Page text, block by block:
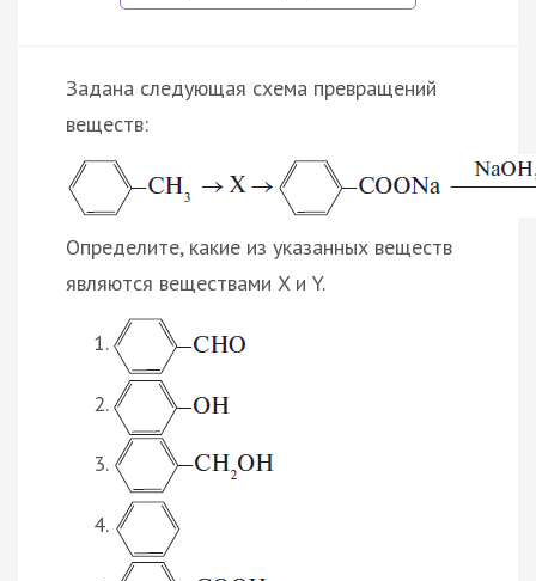
Задана следующая схема превращений
веществ:
Определите, какие из указанных веществ
являются веществами X и Y.